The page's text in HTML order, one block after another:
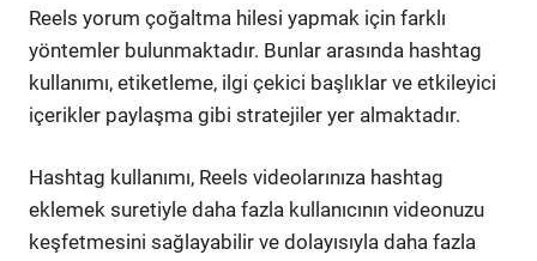
Reels yorum çoğaltma hilesi yapmak için farklı
yöntemler bulunmaktadır. Bunlar arasında hashtag
kullanımı, etiketleme, ilgi çekici başlıklar ve etkileyici
içerikler paylaşma gibi stratejiler yer almaktadır.
Hashtag kullanımı, Reels videolarınıza hashtag
eklemek suretiyle daha fazla kullanıcının videonuzu
keşfetmesini sağlayabilir ve dolayısıyla daha fazla